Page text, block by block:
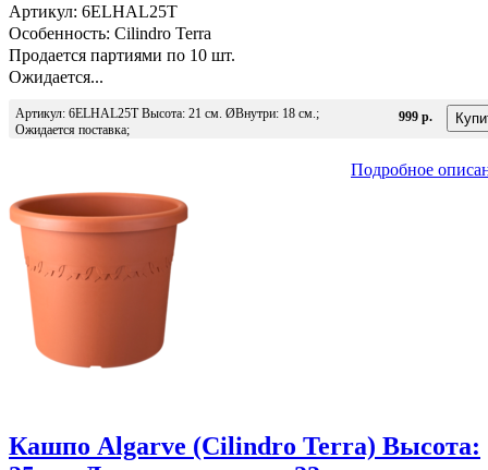
Артикул: 6ELHAL25T
Особенность: Cilindro Terra
Продается партиями по 10 шт.
Ожидается...
Артикул: 6ELHAL25T Высота: 21 см. ØВнутри: 18 см.;
Ожидается поставка;
999 р.
Подробное
Кашпо Algarve (Cilindro Terra) Высота: